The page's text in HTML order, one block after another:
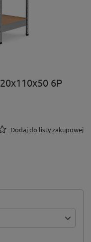
6P
Dodaj do listy zakupowej